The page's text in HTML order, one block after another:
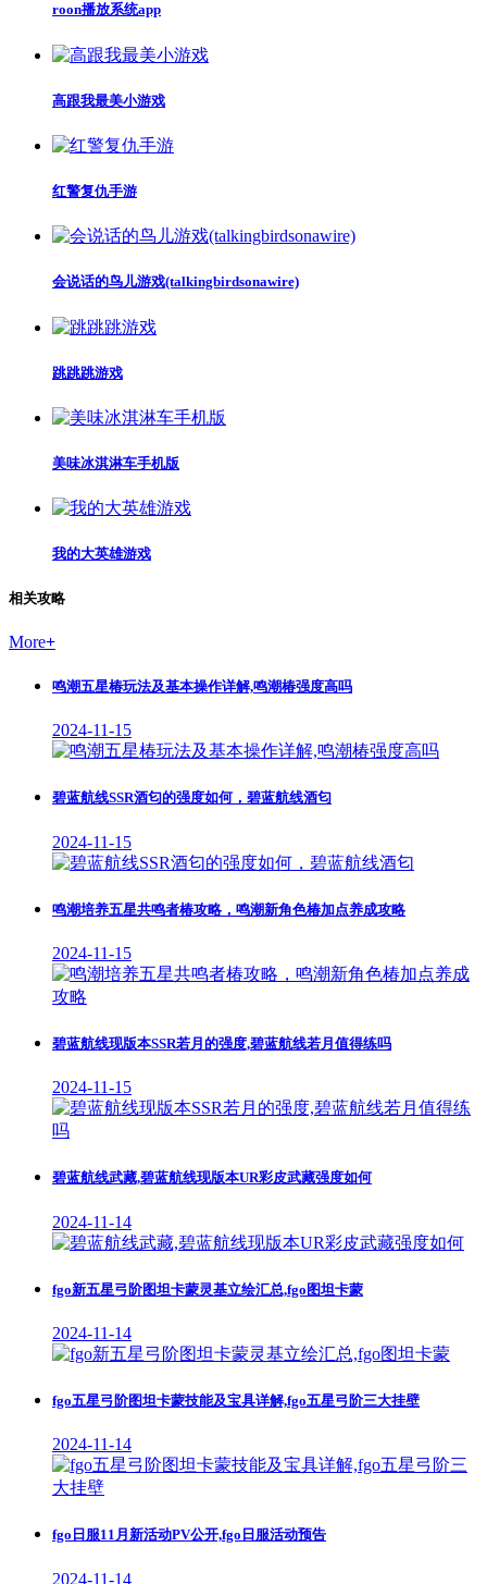
roon播放系统app
高跟我最美小游戏
红警复仇手游
会说话的鸟儿游戏(talkingbirdsonawire)
跳跳跳游戏
美味冰淇淋车手机版
我的大英雄游戏
相关攻略
More+
鸣潮五星椿玩法及基本操作详解,鸣潮椿强度高吗
2024-11-15
碧蓝航线SSR酒匂的强度如何，碧蓝航线酒匂
2024-11-15
鸣潮培养五星共鸣者椿攻略，鸣潮新角色椿加点养成攻略
2024-11-15
碧蓝航线现版本SSR若月的强度,碧蓝航线若月值得练吗
2024-11-15
碧蓝航线武藏,碧蓝航线现版本UR彩皮武藏强度如何
2024-11-14
fgo新五星弓阶图坦卡蒙灵基立绘汇总,fgo图坦卡蒙
2024-11-14
fgo五星弓阶图坦卡蒙技能及宝具详解,fgo五星弓阶三大挂壁
2024-11-14
fgo日服11月新活动PV公开,fgo日服活动预告
2024-11-14